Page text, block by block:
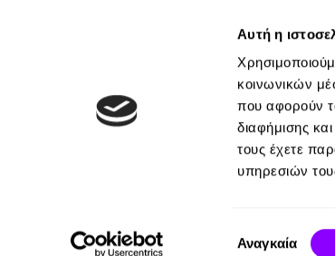
Αυτή η
κοινωνικών
που αφορούν
διαφήμισης
τους έχετε
υπηρεσιών
Αναγκαία
Επικοινωνία
Σχετικά με εμάς